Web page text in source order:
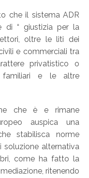
che il sistema ADR
di “ giustizia per la
oltre le liti dei
e commerciali tra
privatistico o
e le altre
che è e rimane
auspica una
stabilisca norme
soluzione alternativa
come ha fatto la
ritenendo